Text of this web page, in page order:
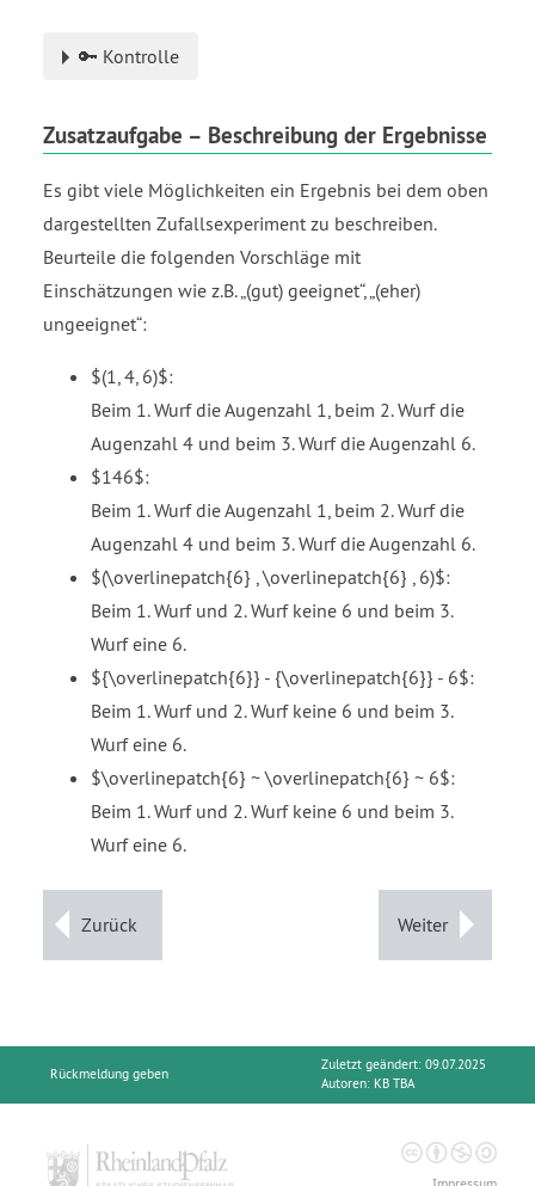
🔑 Kontrolle
Zusatzaufgabe – Beschreibung der Ergebnisse
Es gibt viele Möglichkeiten ein Ergebnis bei dem oben
dargestellten Zufallsexperiment zu beschreiben.
Beurteile die folgenden Vorschläge mit
Einschätzungen wie z.B. (gut) geeignet, (eher)
ungeeignet :
$(1, 4, 6)$:
Beim 1. Wurf die Augenzahl 1, beim 2. Wurf die
Augenzahl 4 und beim 3. Wurf die Augenzahl 6.
$146$:
Beim 1. Wurf die Augenzahl 1, beim 2. Wurf die
Augenzahl 4 und beim 3. Wurf die Augenzahl 6.
$(\overlinepatch{6} , \overlinepatch{6} , 6)$:
Beim 1. Wurf und 2. Wurf keine 6 und beim 3.
Wurf eine 6.
${\overlinepatch{6}} - {\overlinepatch{6}} - 6$:
Beim 1. Wurf und 2. Wurf keine 6 und beim 3.
Wurf eine 6.
$\overlinepatch{6} ~ \overlinepatch{6} ~ 6$:
Beim 1. Wurf und 2. Wurf keine 6 und beim 3.
Wurf eine 6.
Zurück Weiter
Rückmeldung geben
Zuletzt geändert: 09.07.2025
Autoren: KB TBA